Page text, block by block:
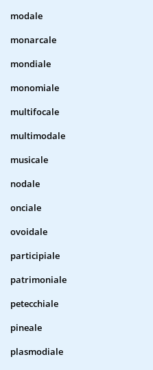
modale
monarcale
mondiale
monomiale
multifocale
multimodale
musicale
nodale
onciale
ovoidale
participiale
patrimoniale
petecchiale
pineale
plasmodiale